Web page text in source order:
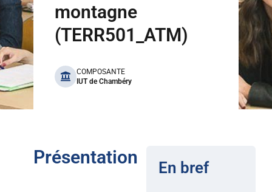
montagne
(TERR501_ATM)
benefits
COMPOSANTE
IUT de Chambéry
Présentation En bref